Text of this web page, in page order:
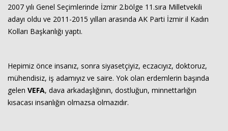
2007 yılı Genel Seçimlerinde İzmir 2.bölge 11.sıra Milletvekili
adayı oldu ve 2011-2015 yılları arasında AK Parti İzmir il Kadın
Kolları Başkanlığı yaptı.
Hepimiz önce insanız, sonra siyasetçiyiz, eczacıyız, doktoruz,
mühendisiz, iş adamıyız ve saire. Yok olan erdemlerin başında
gelen VEFA, dava arkadaşlığının, dostluğun, minnettarlığın
kısacası insanlığın olmazsa olmazıdır.